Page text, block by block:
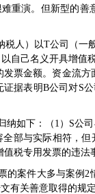
重演。但新型的
人）以T公司（一
自己名义开具增
票金额。资金流
据表明B公司对S
纳如下：（1）S公
部与实际相符，
税专用发票的违法
案件大多与案例2
有关善意取得的规